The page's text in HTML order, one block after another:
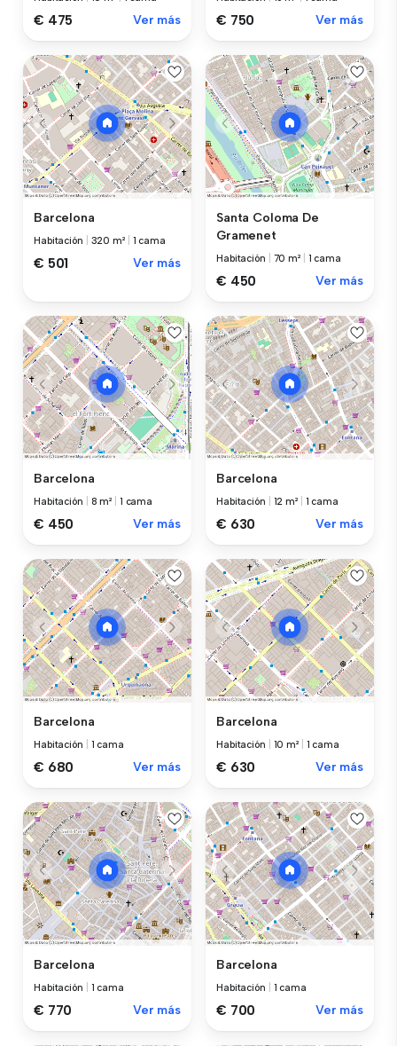
€ 475 Ver más € 750 Ver más
Barcelona
Habitación 320 m² 1 cama
€ 501 Ver más
Santa Coloma De
Gramenet
Habitación 70 m² 1 cama
€ 450 Ver más
Barcelona
Habitación 8 m² 1 cama
€ 450 Ver más
Barcelona
Habitación 12 m² 1 cama
€ 630 Ver más
Barcelona
Habitación 1 cama
€ 680 Ver más
Barcelona
Habitación 10 m² 1 cama
€ 630 Ver más
Barcelona
Habitación 1 cama
€ 770 Ver más
Barcelona
Habitación 1 cama
€ 700 Ver más